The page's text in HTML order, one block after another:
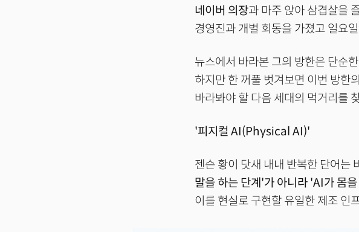
네이버 의장과 마주 앉아 삼겹살을
경영진과 개별 회동을 가졌고 일요
뉴스에서 바라본 그의 방한은 단순
하지만 한 꺼풀 벗겨보면 이번 방한
바라봐야 할 다음 세대의 먹거리를
'피지컬 AI(Physical AI)'
젠슨 황이 닷새 내내 반복한 단어는
말을 하는 단계'가 아니라 'AI가 몸
이를 현실로 구현할 유일한 제조 인